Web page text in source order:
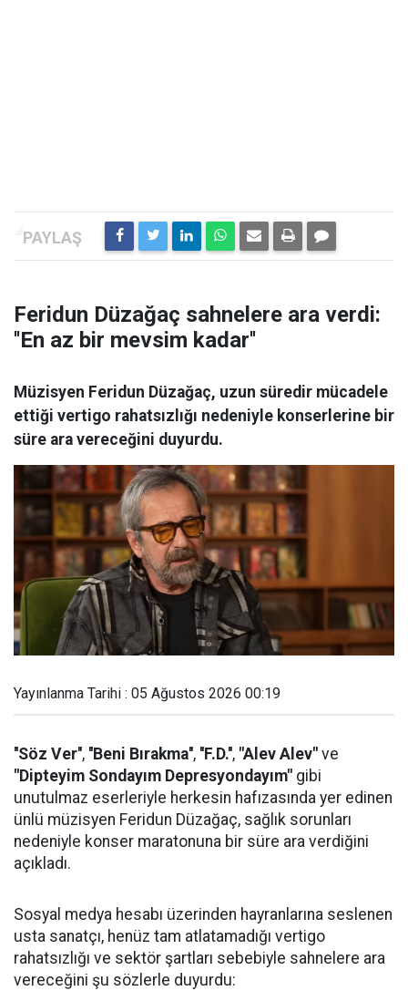
Feridun Düzağaç sahnelere ara verdi:
''En az bir mevsim kadar''
Müzisyen Feridun Düzağaç, uzun süredir mücadele
ettiği vertigo rahatsızlığı nedeniyle konserlerine bir
süre ara vereceğini duyurdu.
Yayınlanma Tarihi : 05 Ağustos 2026 00:19
''Söz Ver'', ''Beni Bırakma'', ''F.D.'', "Alev Alev" ve
"Dipteyim Sondayım Depresyondayım" gibi
unutulmaz eserleriyle herkesin hafızasında yer edinen
ünlü müzisyen Feridun Düzağaç, sağlık sorunları
nedeniyle konser maratonuna bir süre ara verdiğini
açıkladı.
Sosyal medya hesabı üzerinden hayranlarına seslenen
usta sanatçı, henüz tam atlatamadığı vertigo
rahatsızlığı ve sektör şartları sebebiyle sahnelere ara
vereceğini şu sözlerle duyurdu: